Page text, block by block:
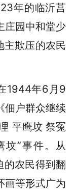
年的临沂莒
庄园中和堂少
主欺压的农民
1944年6月9
佃户群众继续
平鹰坟 祭冤
坟”事件。从
的农民得到翻
画等形式广为